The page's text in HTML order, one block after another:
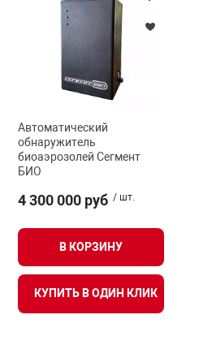
Автоматический
обнаружитель
биоаэрозолей Сегмент
БИО
4 300 000 руб / шт.
В КОРЗИНУ
КУПИТЬ В ОДИН КЛИК